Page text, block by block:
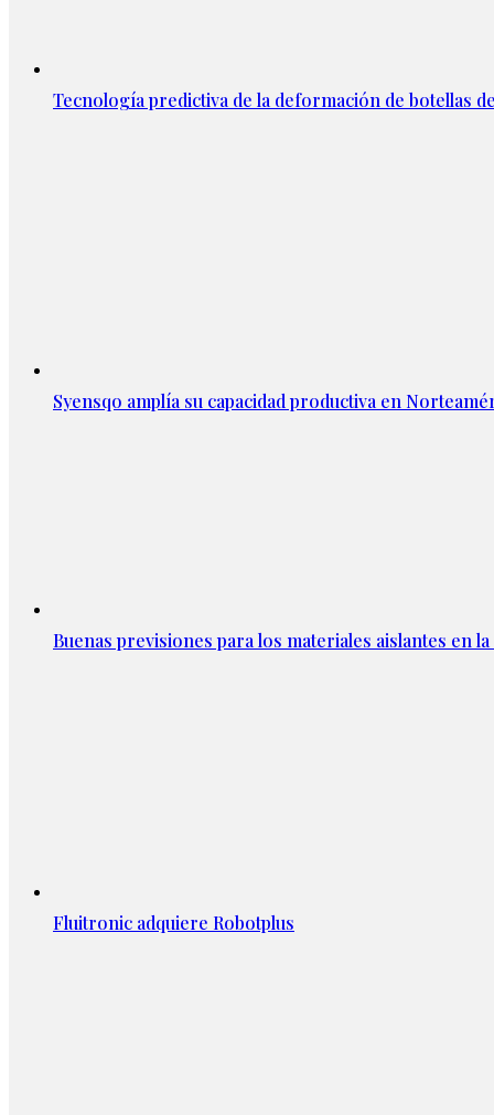
Tecnología predictiva de la deformación de botellas
Syensqo amplía su capacidad productiva en
Buenas previsiones para los materiales aislantes en
Fluitronic adquiere Robotplus